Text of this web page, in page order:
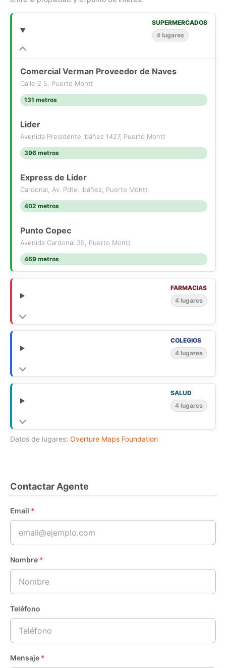
comerciales y residenciales.
Agenda tu visita:
[Use el formulario de contacto o los medios de contacto
Propiedades seleccionadas con respaldo y visión profesional.
SUPERMERCADOS
4 lugares
Comercial Verman Proveedor de Naves
Calle 2 5, Puerto Montt
131 metros
Lider
Avenida Presidente Ibáñez 1427, Puerto Montt
396 metros
Express de Lider
Cardonal, Av. Pdte. Ibáñez, Puerto Montt
402 metros
Punto Copec
Avenida Cardonal 35, Puerto Montt
469 metros
FARMACIAS
4 lugares
COLEGIOS
4 lugares
SALUD
4 lugares
Datos de lugares: Overture Maps Foundation
Contactar Agente
Email *
Nombre *
Teléfono
Mensaje *